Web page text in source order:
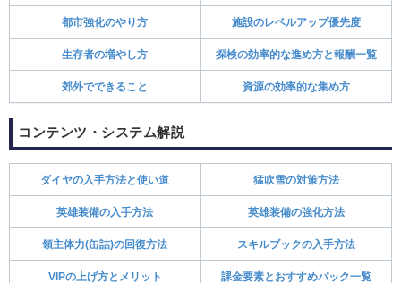
都市強化のやり方 施設のレベルアップ優先度
生存者の増やし方 探検の効率的な進め方と報酬一覧
郊外でできること 資源の効率的な集め方
コンテンツ・システム解説
ダイヤの入手方法と使い道 猛吹雪の対策方法
英雄装備の入手方法 英雄装備の強化方法
領主体力(缶詰)の回復方法 スキルブックの入手方法
VIPの上げ方とメリット 課金要素とおすすめパック一覧